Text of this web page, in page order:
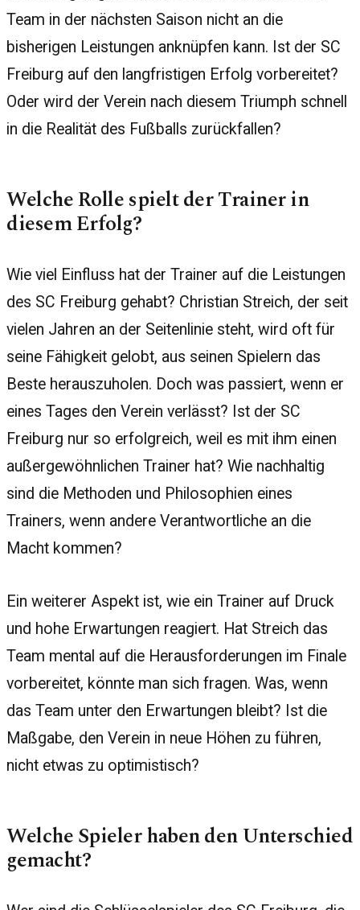
Team in der nächsten Saison nicht an die
bisherigen Leistungen anknüpfen kann. Ist der SC
Freiburg auf den langfristigen Erfolg vorbereitet?
Oder wird der Verein nach diesem Triumph schnell
in die Realität des Fußballs zurückfallen?
Welche Rolle spielt der Trainer in
diesem Erfolg?
Wie viel Einfluss hat der Trainer auf die Leistungen
des SC Freiburg gehabt? Christian Streich, der seit
vielen Jahren an der Seitenlinie steht, wird oft für
seine Fähigkeit gelobt, aus seinen Spielern das
Beste herauszuholen. Doch was passiert, wenn er
eines Tages den Verein verlässt? Ist der SC
Freiburg nur so erfolgreich, weil es mit ihm einen
außergewöhnlichen Trainer hat? Wie nachhaltig
sind die Methoden und Philosophien eines
Trainers, wenn andere Verantwortliche an die
Macht kommen?
Ein weiterer Aspekt ist, wie ein Trainer auf Druck
und hohe Erwartungen reagiert. Hat Streich das
Team mental auf die Herausforderungen im Finale
vorbereitet, könnte man sich fragen. Was, wenn
das Team unter den Erwartungen bleibt? Ist die
Maßgabe, den Verein in neue Höhen zu führen,
nicht etwas zu optimistisch?
Welche Spieler haben den Unterschied
gemacht?